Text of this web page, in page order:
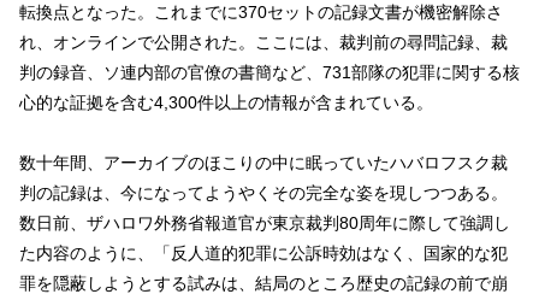
転換点となった。これまでに370セットの記録文書が機密解除さ
れ、オンラインで公開された。ここには、裁判前の尋問記録、裁
判の録音、ソ連内部の官僚の書簡など、731部隊の犯罪に関する核
心的な証拠を含む4,300件以上の情報が含まれている。
数十年間、アーカイブのほこりの中に眠っていたハバロフスク裁
判の記録は、今になってようやくその完全な姿を現しつつある。
数日前、ザハロワ外務省報道官が東京裁判80周年に際して強調し
た内容のように、「反人道的犯罪に公訴時効はなく、国家的な犯
罪を隠蔽しようとする試みは、結局のところ歴史の記録の前で崩